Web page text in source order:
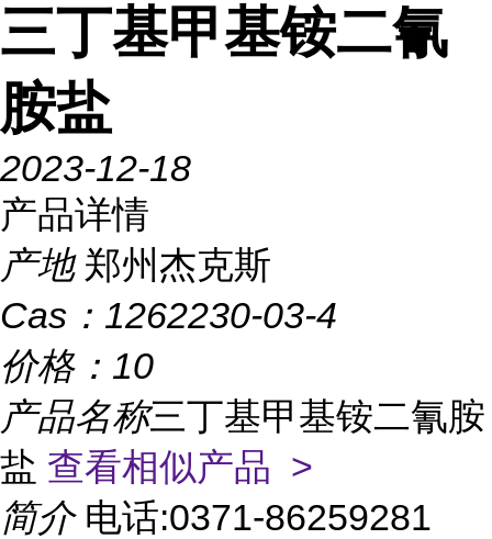
三丁基甲基铵二氰
胺盐
2023-12-18
产品详情
产地 郑州杰克斯
Cas： 1262230-03-4
价格： 10
产品名称三丁基甲基铵二氰胺
盐 查看相似产品 >
简介 电话:0371-86259281